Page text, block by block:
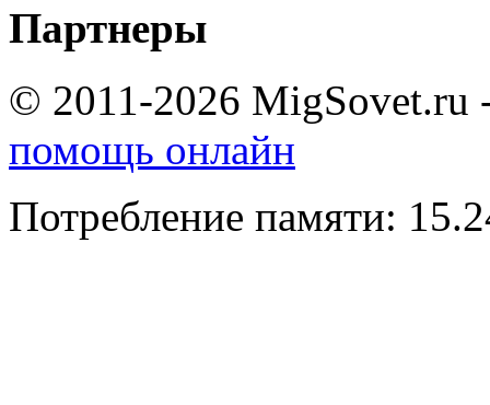
Партнеры
© 2011-2026 MigSovet.ru
помощь онлайн
Потребление памяти: